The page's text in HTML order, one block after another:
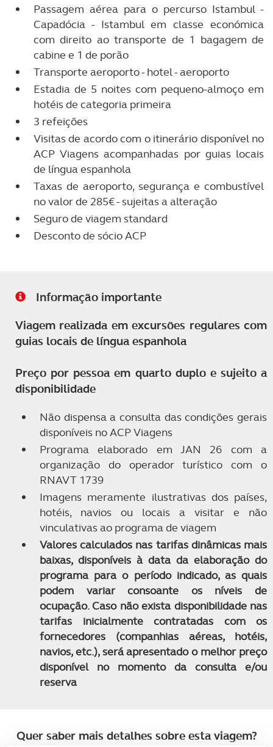
Passagem aérea para o percurso Istambul -
Capadócia - Istambul em classe económica
com direito ao transporte de 1 bagagem de
cabine e 1 de porão
Transporte aeroporto - hotel - aeroporto
Estadia de 5 noites com pequeno-almoço em
hotéis de categoria primeira
3 refeições
Visitas de acordo com o itinerário disponível no
ACP Viagens acompanhadas por guias locais
de língua espanhola
Taxas de aeroporto, segurança e combustível
no valor de 285€ - sujeitas a alteração
Seguro de viagem standard
Desconto de sócio ACP
Informação importante
Viagem realizada em excursões regulares com
guias locais de língua espanhola
Preço por pessoa em quarto duplo e sujeito a
disponibilidade
Não dispensa a consulta das condições gerais
disponíveis no ACP Viagens
Programa elaborado em JAN 26 com a
organização do operador turístico com o
RNAVT 1739
Imagens meramente ilustrativas dos países,
hotéis, navios ou locais a visitar e não
vinculativas ao programa de viagem
Valores calculados nas tarifas dinâmicas mais
baixas, disponíveis à data da elaboração do
programa para o período indicado, as quais
podem variar consoante os níveis de
ocupação. Caso não exista disponibilidade nas
tarifas inicialmente contratadas com os
fornecedores (companhias aéreas, hotéis,
navios, etc.), será apresentado o melhor preço
disponível no momento da consulta e/ou
reserva
Quer saber mais detalhes sobre esta viagem?